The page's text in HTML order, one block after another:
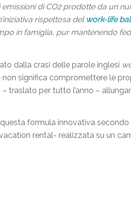
di CO2 prodotte da un
rispettosa del work-life
in famiglia, pur mantenendo
dalla crasi delle parole inglesi
significa compromettere le
traslato per tutto l’anno –
formula innovativa secondo
rental- realizzata su un